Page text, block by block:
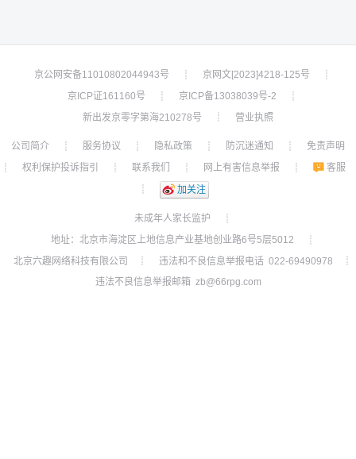
京公网安备11010802044943号 ┊ 京网文[2023]4218-125号
┊
京ICP证161160号
┊ 京ICP备13038039号-2
┊
新出发京零字第海210278号
┊ 营业执照
公司简介 ┊ 服务协议 ┊ 隐私政策 ┊ 防沉迷通知 ┊
免责声明
┊
权利保护投诉指引 ┊ 联系我们 ┊ 网上有害信息举报 ┊
客服
┊
加关注
未成年人家长监护
┊
地址：北京市海淀区上地信息产业基地创业路6号5层5012
┊
北京六趣网络科技有限公司
┊ 违法和不良信息举报电话 022-69490978
┊
违法不良信息举报邮箱 zb@66rpg.com